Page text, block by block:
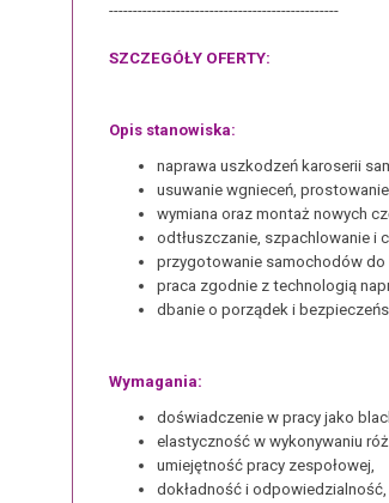
------------------------------------------------
SZCZEGÓŁY OFERTY:
Opis stanowiska:
naprawa uszkodzeń karoserii
usuwanie wgnieceń,
wymiana oraz montaż nowych
odtłuszczanie, szpachlowanie i
przygotowanie samochodów do
praca zgodnie z technologią
dbanie o porządek i
Wymagania:
doświadczenie w pracy jako
elastyczność w wykonywaniu
umiejętność pracy zespołowej,
dokładność i odpowiedzialność,